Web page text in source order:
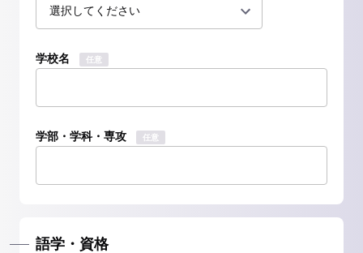
学校名 任意
学部・学科・専攻 任意
語学・資格